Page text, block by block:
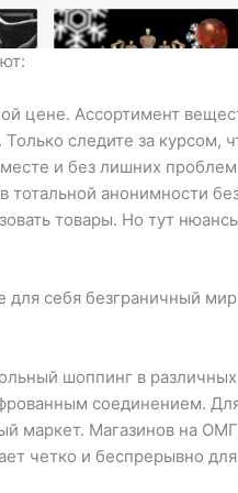
цене. Ассортимент
следите за курсом,
и без лишних
анонимности
товары. Но тут
для себя безграничный
шоппинг в
соединением.
маркет. Магазинов на
четко и беспрерывно